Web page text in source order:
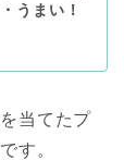
うまい！
当てたプ
す。